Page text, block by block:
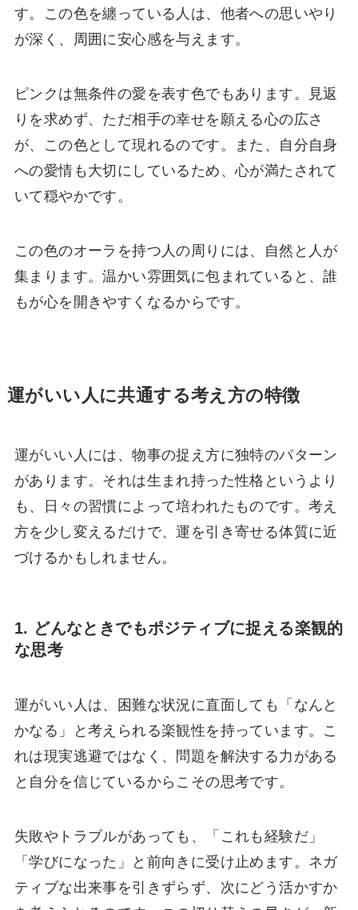
す。この色を纏っている人は、他者への思いやり
が深く、周囲に安心感を与えます。
ピンクは無条件の愛を表す色でもあります。見返
りを求めず、ただ相手の幸せを願える心の広さ
が、この色として現れるのです。また、自分自身
への愛情も大切にしているため、心が満たされて
いて穏やかです。
この色のオーラを持つ人の周りには、自然と人が
集まります。温かい雰囲気に包まれていると、誰
もが心を開きやすくなるからです。
運がいい人に共通する考え方の特徴
運がいい人には、物事の捉え方に独特のパターン
があります。それは生まれ持った性格というより
も、日々の習慣によって培われたものです。考え
方を少し変えるだけで、運を引き寄せる体質に近
づけるかもしれません。
1. どんなときでもポジティブに捉える楽観的
な思考
運がいい人は、困難な状況に直面しても「なんと
かなる」と考えられる楽観性を持っています。こ
れは現実逃避ではなく、問題を解決する力がある
と自分を信じているからこその思考です。
失敗やトラブルがあっても、「これも経験だ」
「学びになった」と前向きに受け止めます。ネガ
ティブな出来事を引きずらず、次にどう活かすか